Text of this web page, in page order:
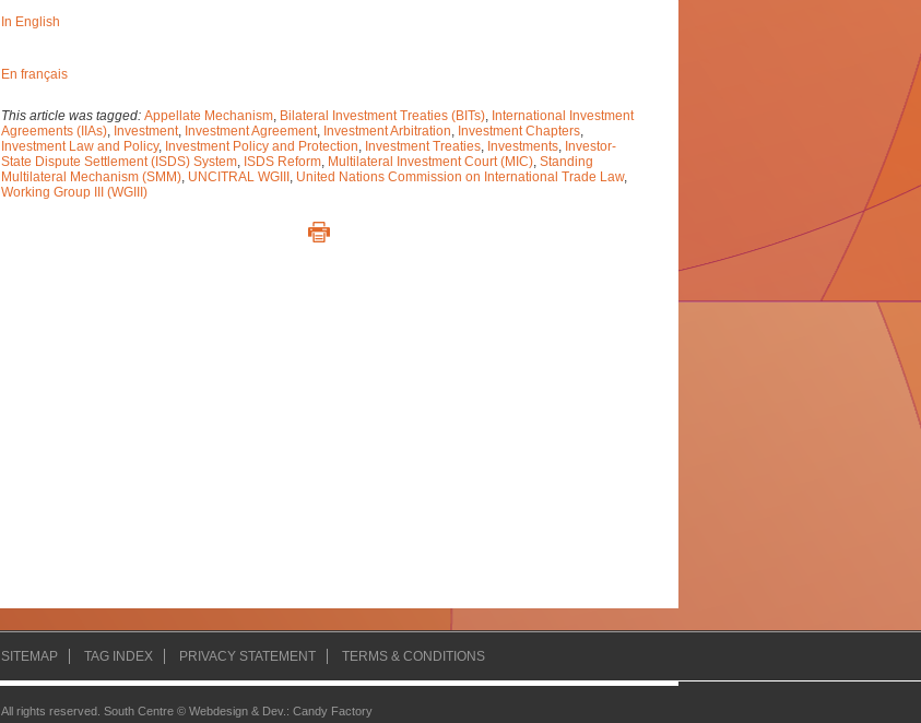
In English
En français
This article was tagged: Appellate Mechanism, Bilateral Investment Treaties (BITs), International Investment
Agreements (IIAs), Investment, Investment Agreement, Investment Arbitration, Investment Chapters,
Investment Law and Policy, Investment Policy and Protection, Investment Treaties, Investments, Investor-
State Dispute Settlement (ISDS) System, ISDS Reform, Multilateral Investment Court (MIC), Standing
Multilateral Mechanism (SMM), UNCITRAL WGIII , United Nations Commission on International Trade Law,
Working Group III (WGIII)
SITEMAP TAG INDEX PRIVACY STATEMENT TERMS & CONDITIONS
All rights reserved. South Centre © Webdesign & Dev. : Candy Factory